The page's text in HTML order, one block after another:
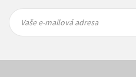
mailová
mailová
Vaše e-mailová adresa